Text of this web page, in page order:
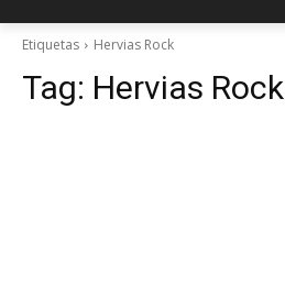
Etiquetas Hervias Rock
Tag: Hervias Rock